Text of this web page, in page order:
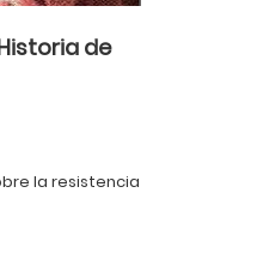
de
la resistencia